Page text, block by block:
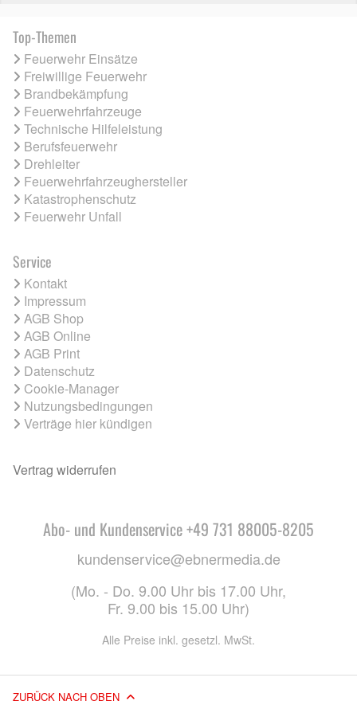
Top-Themen
Feuerwehr Einsätze
Freiwillige Feuerwehr
Brandbekämpfung
Feuerwehrfahrzeuge
Technische Hilfeleistung
Berufsfeuerwehr
Drehleiter
Feuerwehrfahrzeughersteller
Katastrophenschutz
Feuerwehr Unfall
Service
Kontakt
Impressum
AGB Shop
AGB Online
AGB Print
Datenschutz
Cookie-Manager
Nutzungsbedingungen
Verträge hier kündigen
Vertrag widerrufen
Abo- und Kundenservice +49 731 88005-8205
kundenservice@ebnermedia.de
(Mo. - Do. 9.00 Uhr bis 17.00 Uhr,
Fr. 9.00 bis 15.00 Uhr)
Alle Preise inkl. gesetzl. MwSt.
ZURÜCK NACH OBEN